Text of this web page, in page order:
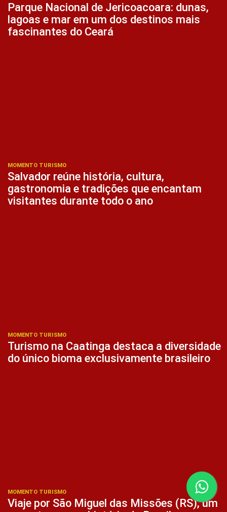
Parque Nacional de Jericoacoara: dunas,
lagoas e mar em um dos destinos mais
fascinantes do Ceará
MOMENTO TURISMO
Salvador reúne história, cultura,
gastronomia e tradições que encantam
visitantes durante todo o ano
MOMENTO TURISMO
Turismo na Caatinga destaca a diversidade
do único bioma exclusivamente brasileiro
MOMENTO TURISMO
Viaje por São Miguel das Missões (RS), um